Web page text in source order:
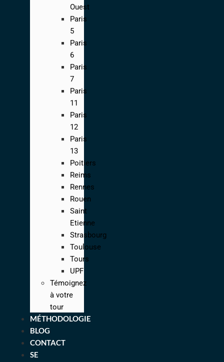
Ouest
Paris
5
Paris
6
Paris
7
Paris
11
Paris
12
Paris
13
Poitiers
Reims
Rennes
Rouen
Saint
Etienne
Strasbourg
Toulouse
Tours
UPF
Témoignez
à votre
tour
MÉTHODOLOGIE
BLOG
CONTACT
SE